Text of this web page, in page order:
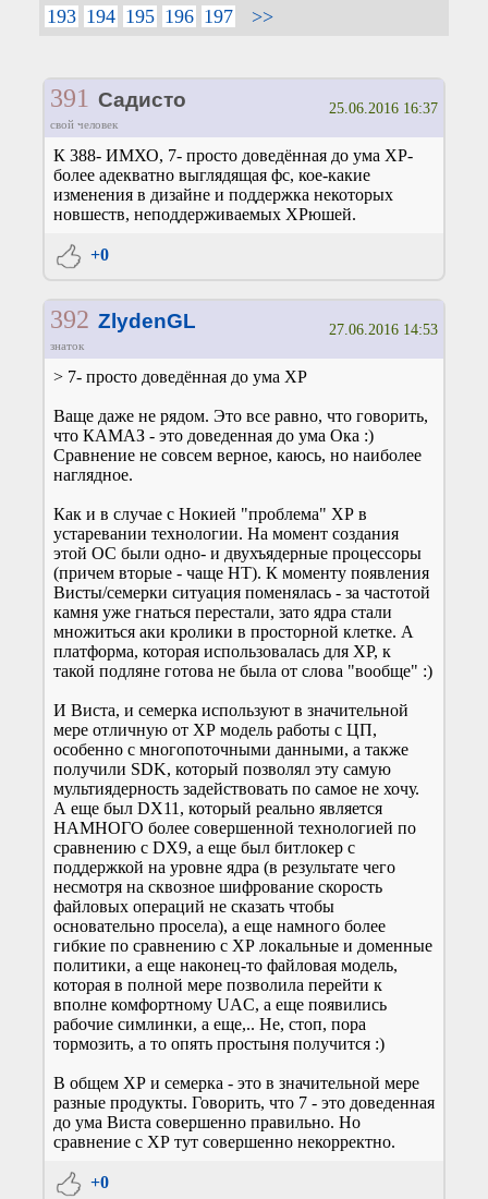
193 194 195 196 197 >>
391 Садисто
свой человек
25.06.2016 16:37
К 388- ИМХО, 7- просто доведённая до ума ХР-
более адекватно выглядящая фс, кое-какие
изменения в дизайне и поддержка некоторых
новшеств, неподдерживаемых ХРюшей.
+0
392 ZlydenGL
знаток
27.06.2016 14:53
> 7- просто доведённая до ума ХР
Ваще даже не рядом. Это все равно, что говорить,
что КАМАЗ - это доведенная до ума Ока :)
Сравнение не совсем верное, каюсь, но наиболее
наглядное.
Как и в случае с Нокией "проблема" ХР в
устаревании технологии. На момент создания
этой ОС были одно- и двухъядерные процессоры
(причем вторые - чаще HT). К моменту появления
Висты/семерки ситуация поменялась - за частотой
камня уже гнаться перестали, зато ядра стали
множиться аки кролики в просторной клетке. А
платформа, которая использовалась для ХР, к
такой подляне готова не была от слова "вообще" :)
И Виста, и семерка используют в значительной
мере отличную от ХР модель работы с ЦП,
особенно с многопоточными данными, а также
получили SDK, который позволял эту самую
мультиядерность задействовать по самое не хочу.
А еще был DX11, который реально является
НАМНОГО более совершенной технологией по
сравнению с DX9, а еще был битлокер с
поддержкой на уровне ядра (в результате чего
несмотря на сквозное шифрование скорость
файловых операций не сказать чтобы
основательно просела), а еще намного более
гибкие по сравнению с ХР локальные и доменные
политики, а еще наконец-то файловая модель,
которая в полной мере позволила перейти к
вполне комфортному UAC, а еще появились
рабочие симлинки, а еще,.. Не, стоп, пора
тормозить, а то опять простыня получится :)
В общем ХР и семерка - это в значительной мере
разные продукты. Говорить, что 7 - это доведенная
до ума Виста совершенно правильно. Но
сравнение с ХР тут совершенно некорректно.
+0